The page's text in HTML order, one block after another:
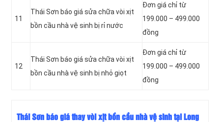
11
Thái Sơn báo giá sửa chữa vòi xịt
bồn cầu nhà vệ sinh bị rỉ nước
Đơn giá chỉ từ
199.000 – 499.000
đồng
12
Thái Sơn báo giá sửa chữa vòi xịt
bồn cầu nhà vệ sinh bị nhỏ giọt
Đơn giá chỉ từ
199.000 – 499.000
đồng
Thái Sơn báo giá thay vòi xịt bồn cầu nhà vệ sinh tại Long